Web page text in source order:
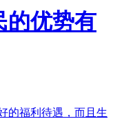
的优势有
的福利待遇，而且生